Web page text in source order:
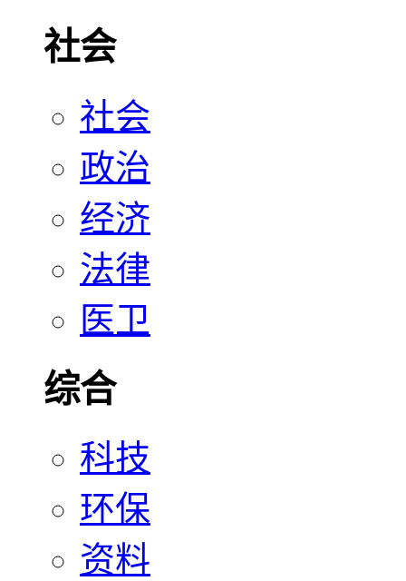
社会
社会
政治
经济
法律
医卫
综合
科技
环保
资料